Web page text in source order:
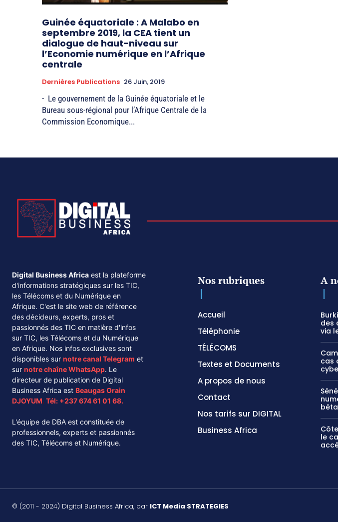
Guinée équatoriale : A Malabo en
septembre 2019, la CEA tient un
dialogue de haut-niveau sur
l’Economie numérique en l’Afrique
centrale
Dernières Publications 26 Juin, 2019
- Le gouvernement de la Guinée équatoriale et le
Bureau sous-régional pour l’Afrique Centrale de la
Commission Economique...
Digital Business Africa est la plateforme
d'informations stratégiques sur les TIC,
les Télécoms et du Numérique en
Afrique. C'est le site web de référence
des décideurs, experts, pros et
passionnés des TIC en matière d'infos
sur TIC, les Télécoms et du Numérique
en Afrique. Nos infos exclusives sont
disponibles sur notre canal Telegram et
sur notre chaîneWhatsApp. Le
directeur de publication de Digital
Business Africa est Beaugas Orain
DJOYUM. Tél: +237 674 61 01 68.
L'équipe de DBA est constituée de
professionnels, experts et passionnés
des TIC, Télécoms et Numérique.
Nos rubriques
Accueil
Téléphonie
TÉLÉCOMS
Textes et Documents
A propos de nous
Contact
Nos tarifs sur DIGITAL
Business Africa
A
des
via
cas
le
© (2011 - 2024) Digital Business Africa, par ICT Media STRATEGIES